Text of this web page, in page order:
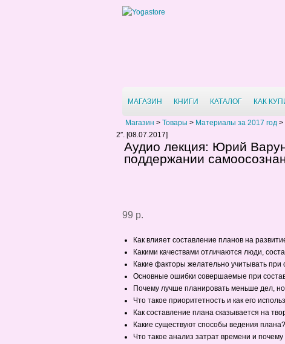
МАГАЗИН КНИГИ КАТАЛОГ КАК
Магазин > Товары > Материалы за 2017 год >
2″. [08.07.2017]
Аудио лекция: Юрий
поддержании
99 р.
Как влияет составление планов на
Какими качествами отличаются люди,
Какие факторы желательно учитывать при
Основные ошибки совершаемые при
Почему лучше планировать меньше дел,
Что такое приоритетность и как его
Как составление плана сказывается на
Какие существуют способы ведения плана?
Что такое анализ затрат времени и